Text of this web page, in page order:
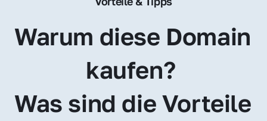
Warum diese Domain
kaufen?
Was sind die Vorteile